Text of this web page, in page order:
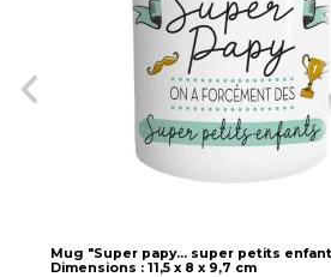
Mug "Super papy... super petits
Dimensions : 11,5 x 8 x 9,7 cm